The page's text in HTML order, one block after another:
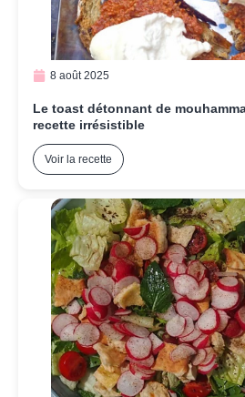
8 août 2025
Le toast détonnant de
recette irrésistible
Voir la recette